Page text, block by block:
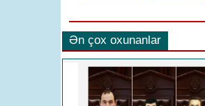
Ən çox oxunanlar